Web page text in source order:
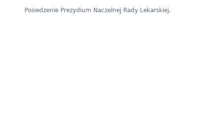
Posiedzenie Prezydium Naczelnej Rady Lekarskiej.